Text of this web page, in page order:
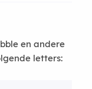
en andere
letters: